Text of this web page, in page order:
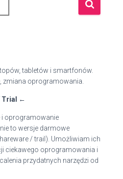
tabletów i smartfonów.
zmiana oprogramowania.
Trial ←
i oprogramowanie
to wersje darmowe
/ trail). Umożliwiam ich
ciekawego oprogramowania i
przydatnych narzędzi od